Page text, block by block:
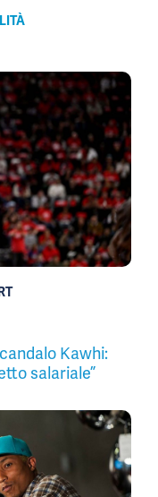
Kawhi:
salariale”